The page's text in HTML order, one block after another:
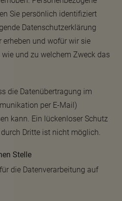
Sie persönlich identifiziert
Datenschutzerklärung
erheben und wofür wir sie
und zu welchem Zweck das
die Datenübertragung im
per E-Mail)
kann. Ein lückenloser Schutz
Dritte ist nicht möglich.
Stelle
die Datenverarbeitung auf